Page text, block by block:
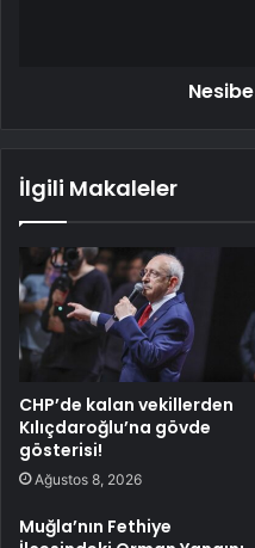
İlgili Makaleler
CHP’de kalan vekillerden
Kılıçdaroğlu’na gövde
gösterisi!
Ağustos 8, 2026
Muğla’nın Fethiye